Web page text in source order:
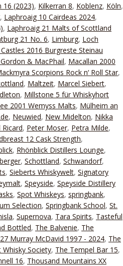
16 (2023), Kilkerran 8, Koblenz, Köln,
, Laphroaig 10 Cairdeas 2024,
, Laphroaig 21 Malts of Scottland
21 No. 6, Limburg, Loch
2016 Burgreste Steinau
& MacPhail, Macallan 2000
Scorpions Rock n‘ Roll Star,
, Maltzeit, Marcel Siebert,
, Millstone 5 für Whiskyhort
2001 Wemyss Malts, Mülheim an
, Neuwied, New Midelton, Nikka
, Peter Moser, Petra Milde,
12 Cask Strength,
, Rhönblick Distillers Lounge,
, Schottland, Schwandorf,
, Sieberts Whiskywelt, Signatory
, Speyside, Speyside Distillery
, Spot Whiskeys, springbank,
Selection, Springbank School, St.
, Supernova, Tara Spirits, Tasteful
Bottled, The Balvenie, The
Murray McDavid 1997 - 2024, The
Society, The Tempel Bar 15,
16, Thousand Mountains XX